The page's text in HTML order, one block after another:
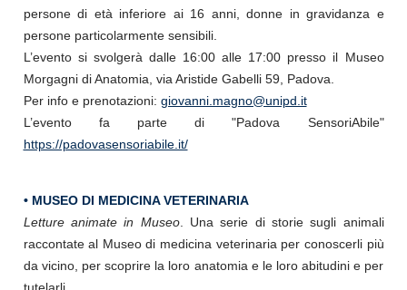
persone di età inferiore ai 16 anni, donne in gravidanza e
persone particolarmente sensibili.
L’evento si svolgerà dalle 16:00 alle 17:00 presso il Museo
Morgagni di Anatomia, via Aristide Gabelli 59, Padova.
Per info e prenotazioni: giovanni.magno@unipd.it
L’evento fa parte di "Padova SensoriAbile"
https://padovasensoriabile.it/
• MUSEO DI MEDICINA VETERINARIA
Letture animate in Museo. Una serie di storie sugli animali
raccontate al Museo di medicina veterinaria per conoscerli più
da vicino, per scoprire la loro anatomia e le loro abitudini e per